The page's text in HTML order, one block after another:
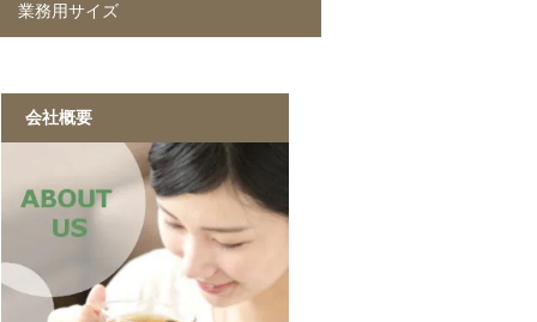
ラクリスR生きた乳酸菌入り
緑茶 40g
ラクリスR生きた乳酸菌入り
黒烏龍茶 40g
ラクリスR生きた乳酸菌入り
ジャスミン茶 40g
ラクリスR生きた乳酸菌入り
ルイボスティー 40g
業務用サイズ
黒ウーロン茶 1kg
会社概要